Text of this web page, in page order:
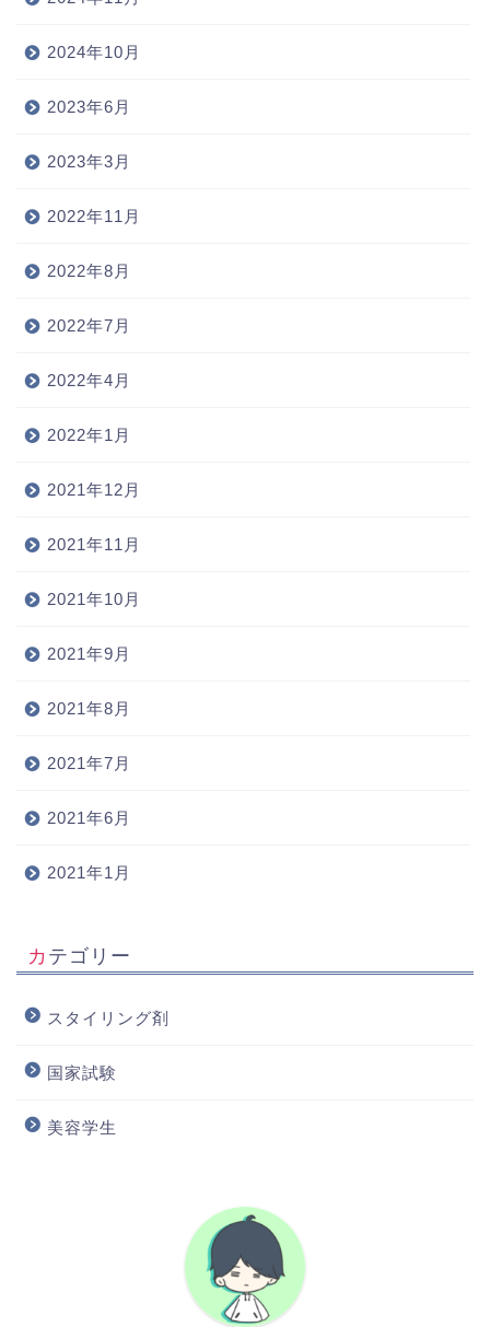
2024年10月
2023年6月
2023年3月
2022年11月
2022年8月
2022年7月
2022年4月
2022年1月
2021年12月
2021年11月
2021年10月
2021年9月
2021年8月
2021年7月
2021年6月
2021年1月
カテゴリー
スタイリング剤
国家試験
美容学生